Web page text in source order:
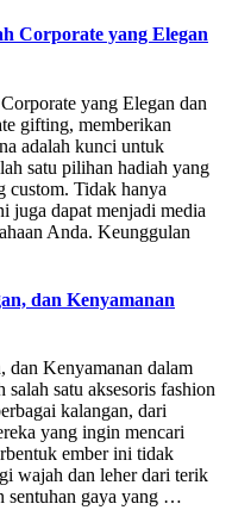
Corporate yang Elegan
yang Elegan dan
gifting, memberikan
adalah kunci untuk
satu pilihan hadiah yang
custom. Tidak hanya
juga dapat menjadi media
Anda. Keunggulan
dan Kenyamanan
dan Kenyamanan dalam
satu aksesoris fashion
kalangan, dari
yang ingin mencari
ember ini tidak
wajah dan leher dari terik
sentuhan gaya yang …